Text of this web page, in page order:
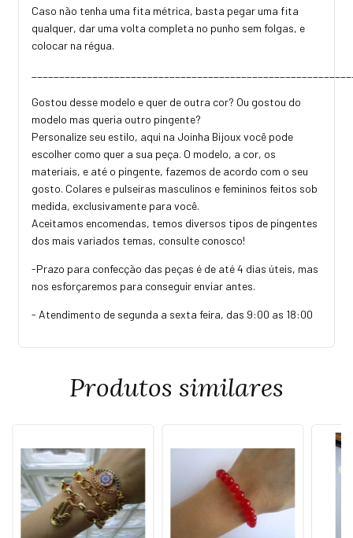
Caso não tenha uma fita métrica, basta pegar uma fita
qualquer, dar uma volta completa no punho sem folgas, e
colocar na régua.
Gostou desse modelo e quer de outra cor? Ou gostou do
modelo mas queria outro pingente?
Personalize seu estilo, aqui na Joinha Bijoux você pode
escolher como quer a sua peça. O modelo, a cor, os
materiais, e até o pingente, fazemos de acordo com o seu
gosto. Colares e pulseiras masculinos e femininos feitos sob
medida, exclusivamente para você.
Aceitamos encomendas, temos diversos tipos de pingentes
dos mais variados temas, consulte conosco!
-Prazo para confecção das peças é de até 4 dias úteis, mas
nos esforçaremos para conseguir enviar antes.
- Atendimento de segunda a sexta feira, das 9:00 as 18:00
Produtos similares